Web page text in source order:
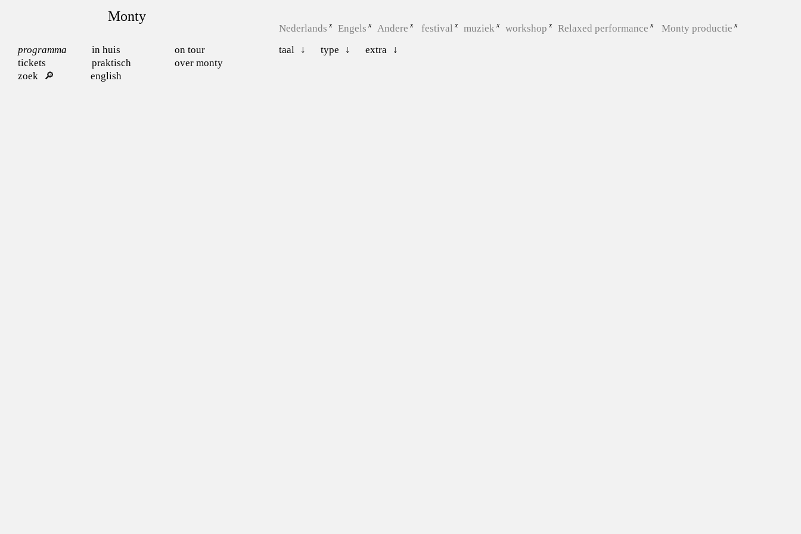
Monty
programma in huis
on tour
tickets
praktisch
over monty
zoek
english
Nederlands Engels Andere festival muziek workshop Relaxed performance
Monty productie
taal
type extra